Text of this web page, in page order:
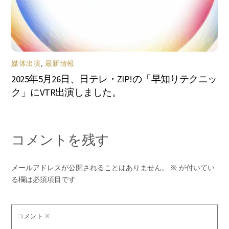
媒体出演,最新情報
2025年5月26日、日テレ・ZIP!の「早知りテクニッ
ク」にVTR出演しました。
コメントを残す
メールアドレスが公開されることはありません。 ※ が付いてい
る欄は必須項目です
コメント ※